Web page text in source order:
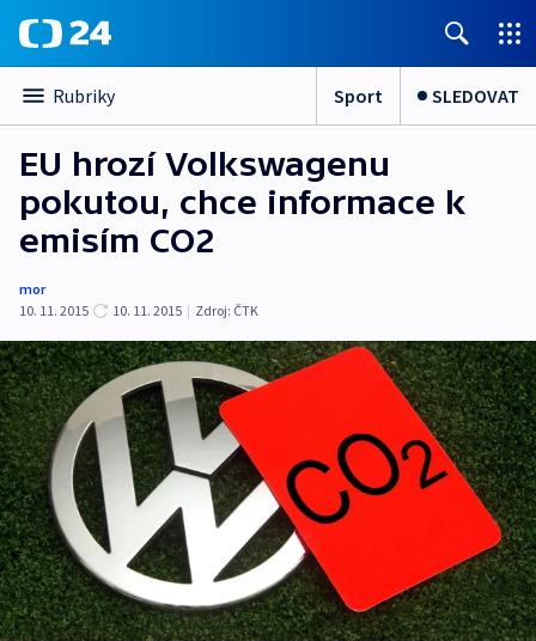
Rubriky Sport SLEDOVAT
EU hrozí Volkswagenu
pokutou, chce informace k
emisím CO2
mor
10. 11. 2015
10. 11. 2015 | Zdroj: ČTK